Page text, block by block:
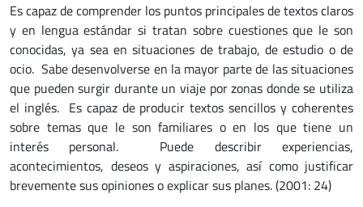
Es capaz de comprender los puntos principales de textos claros
y en lengua estándar si tratan sobre cuestiones que le son
conocidas, ya sea en situaciones de trabajo, de estudio o de
ocio. Sabe desenvolverse en la mayor parte de las situaciones
que pueden surgir durante un viaje por zonas donde se utiliza
el inglés. Es capaz de producir textos sencillos y coherentes
sobre temas que le son familiares o en los que tiene un
interés personal. Puede describir experiencias,
acontecimientos, deseos y aspiraciones, así como justificar
brevemente sus opiniones o explicar sus planes. (2001: 24)